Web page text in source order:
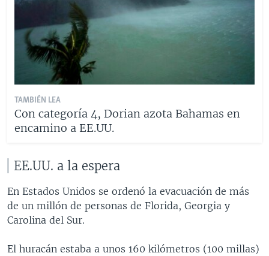
TAMBIÉN LEA
Con categoría 4, Dorian azota Bahamas en
encamino a EE.UU.
EE.UU. a la espera
En Estados Unidos se ordenó la evacuación de más
de un millón de personas de Florida, Georgia y
Carolina del Sur.
El huracán estaba a unos 160 kilómetros (100 millas)